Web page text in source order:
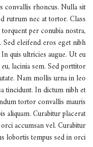
convallis rhoncus. Nulla sit
rutrum nec at tortor. Class
per conubia nostra,
Sed eleifend eros eget nibh
quis ultricies augue. Ut eu
lacinia sem. Sed porttitor
Nam mollis urna in leo
tincidunt. In dictum nibh et
tortor convallis mauris
aliquam. Curabitur placerat
accumsan vel. Curabitur
lobortis tempus sed in orci.